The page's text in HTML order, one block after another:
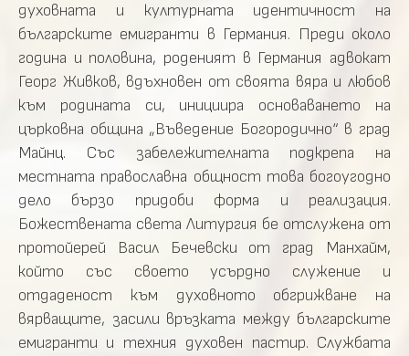
духовната и културната идентичност на
българските емигранти в Германия. Преди около
година и половина, роденият в Германия адвокат
Георг Живков, вдъхновен от своята вяра и любов
към родината си, инициира основаването на
църковна община „Въведение Богородично“ в град
Майнц. Със забележителната подкрепа на
местната православна общност това богоугодно
дело бързо придоби форма и реализация.
Божествената света Литургия бе отслужена от
протойерей Васил Бечевски от град Манхайм,
който със своето усърдно служение и
отдаденост към духовното обгрижване на
вярващите, засили връзката между българските
емигранти и техния духовен пастир. Службата